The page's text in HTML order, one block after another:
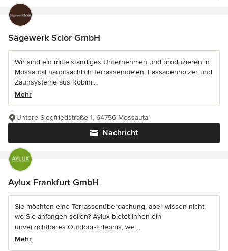
Sägewerk Scior GmbH
Wir sind ein mittelständiges Unternehmen und produzieren in
Mossautal hauptsächlich Terrassendielen, Fassadenhölzer und
Zaunsysteme aus Robini...
Mehr
Nachricht
Untere Siegfriedstraße 1, 64756 Mossautal
Aylux Frankfurt GmbH
Sie möchten eine Terrassenüberdachung, aber wissen nicht,
wo Sie anfangen sollen? Aylux bietet Ihnen ein
unverzichtbares Outdoor-Erlebnis, wel...
Mehr